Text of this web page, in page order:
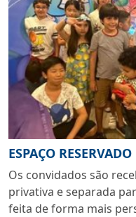
ESPAÇO
Os convidados são
privativa e separada
feita de forma mais